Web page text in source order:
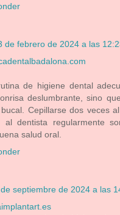
de febrero de 2024 a las
de higiene dental
deslumbrante, sino
Cepillarse dos veces
al dentista regularmente
salud oral.
septiembre de 2024 a las